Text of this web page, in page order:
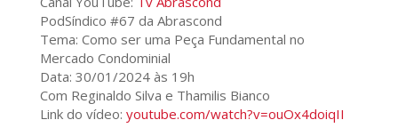
PodSíndico #67 da Abrascond
Tema: Como ser uma Peça Fundamental no
Mercado Condominial
Data: 30/01/2024 às 19h
Com Reginaldo Silva e Thamilis Bianco
Link do vídeo: youtube.com/watch?v=ouOx4doiqII